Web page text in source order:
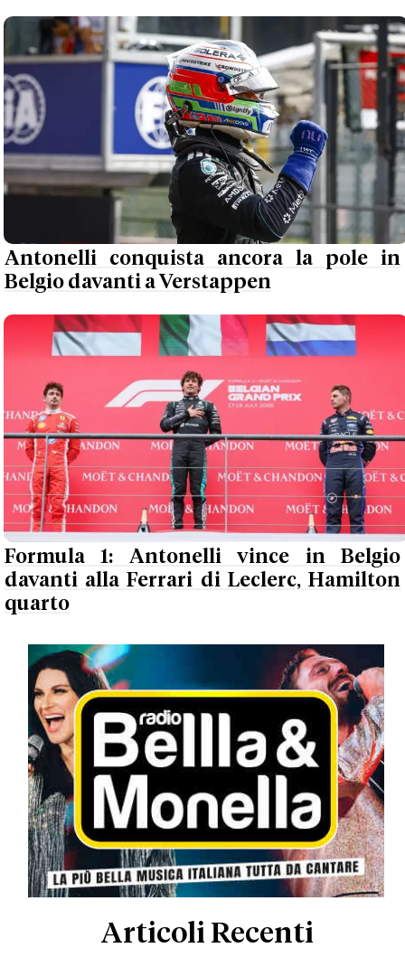
Antonelli conquista ancora la pole in
Belgio davanti a Verstappen
Formula 1: Antonelli vince in Belgio
davanti alla Ferrari di Leclerc, Hamilton
quarto
Articoli Recenti